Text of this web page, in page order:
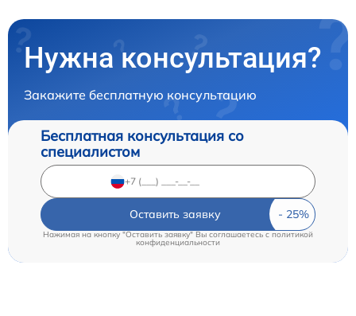
Нужна консультация?
Закажите бесплатную консультацию
Бесплатная консультация со
специалистом
Оставить заявку
Нажимая на кнопку "Оставить заявку" Вы соглашаетесь cполитикой
конфиденциальности